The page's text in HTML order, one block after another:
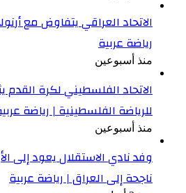
الاتحاد العراقي يتفاوض مع
رياضة عربية
منذ أسبوعين
الاتحاد الفلسطيني لكرة القدم
للرياضة الفلسطينية | رياضة
منذ أسبوعين
وفد نادي الاستقلال يعود إلى
ناجحة إلى العراق | رياضة عربية